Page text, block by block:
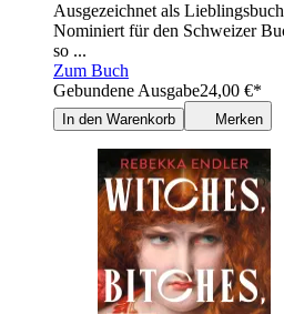
Ausgezeichnet als
Nominiert für den Schweizer
so ...
Zum Buch
Gebundene Ausgabe24,00 €*
In den Warenkorb Merken